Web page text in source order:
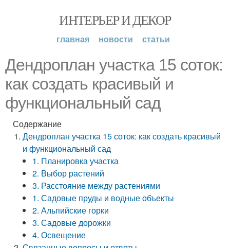
ИНТЕРЬЕР И ДЕКОР
главная новости статьи
Дендроплан участка 15 соток:
как создать красивый и
функциональный сад
Содержание
Дендроплан участка 15 соток: как создать красивый
и функциональный сад
1. Планировка участка
2. Выбор растений
3. Расстояние между растениями
1. Садовые пруды и водные объекты
2. Альпийские горки
3. Садовые дорожки
4. Освещение